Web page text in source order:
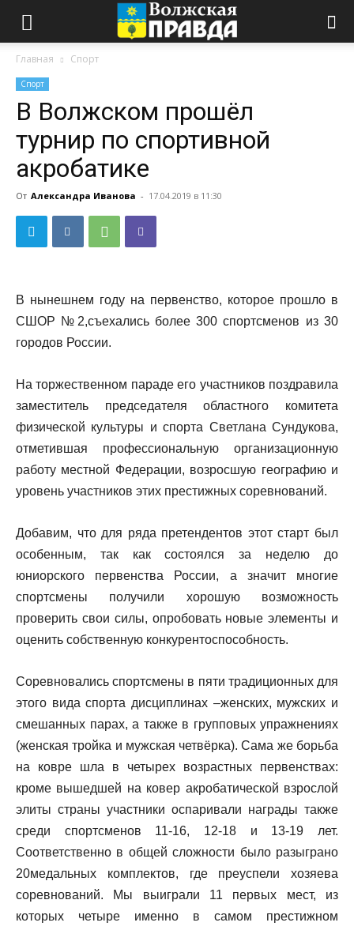
Главная Спорт
Спорт
В Волжском прошёл
турнир по спортивной
акробатике
От Александра Иванова - 17.04.2019 в 11:30
В нынешнем году на первенство, которое прошло в
СШОР №2,съехались более 300 спортсменов из 30
городов России.
На торжественном параде его участников поздравила
заместитель председателя областного комитета
физической культуры и спорта Светлана Сундукова,
отметившая профессиональную организационную
работу местной Федерации, возросшую географию и
уровень участников этих престижных соревнований.
Добавим, что для ряда претендентов этот старт был
особенным, так как состоялся за неделю до
юниорского первенства России, а значит многие
спортсмены получили хорошую возможность
проверить свои силы, опробовать новые элементы и
оценить собственную конкурентоспособность.
Соревновались спортсмены в пяти традиционных для
этого вида спорта дисциплинах –женских, мужских и
смешанных парах, а также в групповых упражнениях
(женская тройка и мужская четвёрка). Сама же борьба
на ковре шла в четырех возрастных первенствах:
кроме вышедшей на ковер акробатической взрослой
элиты страны участники оспаривали награды также
среди спортсменов 11-16, 12-18 и 13-19 лет.
Соответственно в общей сложности было разыграно
20медальных комплектов, где преуспели хозяева
соревнований. Мы выиграли 11 первых мест, из
которых четыре именно в самом престижном